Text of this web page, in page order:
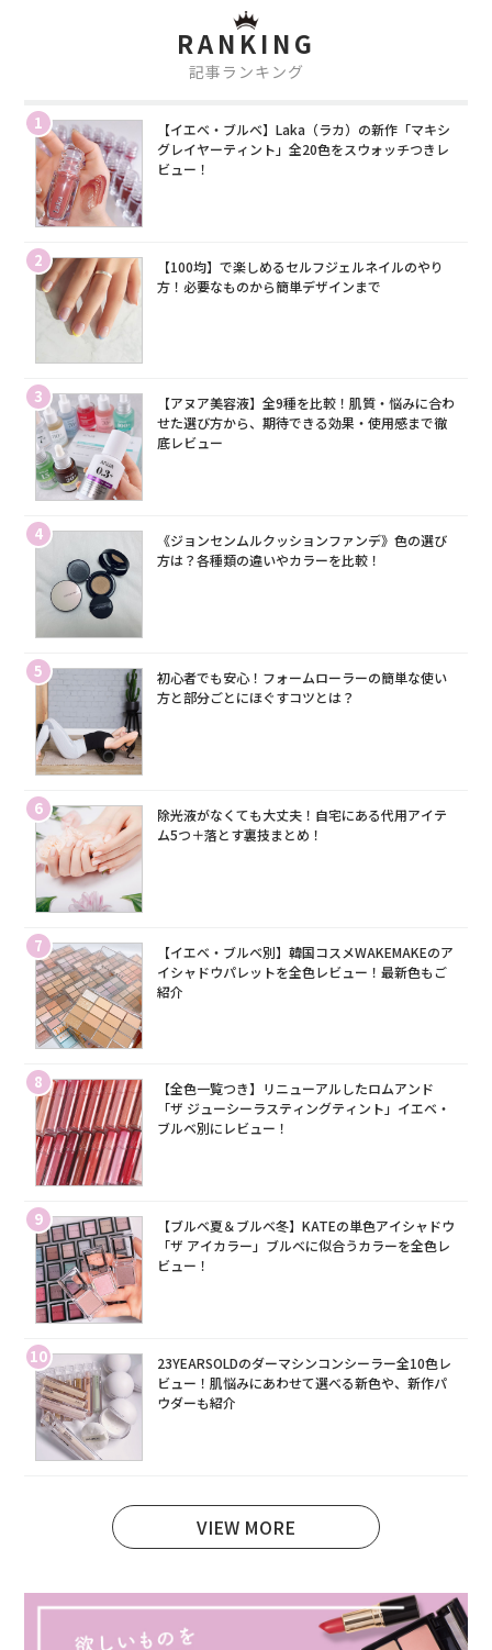
RANKING
記事ランキング
1
【イエベ・ブルベ】Laka（ラカ）の新作「マキシ
グレイヤーティント」全20色をスウォッチつきレ
ビュー！
2
【100均】で楽しめるセルフジェルネイルのやり
方！必要なものから簡単デザインまで
3
【アヌア美容液】全9種を比較！肌質・悩みに合わ
せた選び方から、期待できる効果・使用感まで徹
底レビュー
4
《ジョンセンムルクッションファンデ》色の選び
方は？各種類の違いやカラーを比較！
5
初心者でも安心！フォームローラーの簡単な使い
方と部分ごとにほぐすコツとは？
6
除光液がなくても大丈夫！自宅にある代用アイテ
ム5つ＋落とす裏技まとめ！
7
【イエベ・ブルベ別】韓国コスメWAKEMAKEのア
イシャドウパレットを全色レビュー！最新色もご
紹介
8
【全色一覧つき】リニューアルしたロムアンド
「ザ ジューシーラスティングティント」イエベ・
ブルベ別にレビュー！
9
【ブルベ夏＆ブルベ冬】KATEの単色アイシャドウ
「ザ アイカラー」ブルベに似合うカラーを全色レ
ビュー！
10
23YEARSOLDのダーマシンコンシーラー全10色レ
ビュー！肌悩みにあわせて選べる新色や、新作パ
ウダーも紹介
VIEW MORE